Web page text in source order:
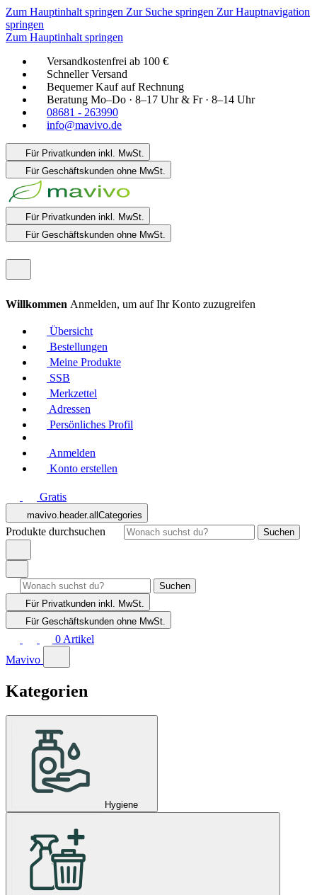
Zum Hauptinhalt springen Zur Suche springen Zur Hauptnavigation
springen
Zum Hauptinhalt springen
Versandkostenfrei ab 100 €
Schneller Versand
Bequemer Kauf auf Rechnung
Beratung Mo–Do · 8–17 Uhr & Fr · 8–14 Uhr
08681 - 263990
info@mavivo.de
Für Privatkunden inkl. MwSt.
Für Geschäftskunden ohne MwSt.
Für Privatkunden inkl. MwSt.
Für Geschäftskunden ohne MwSt.
Willkommen Anmelden, um auf Ihr Konto zuzugreifen
Übersicht
Bestellungen
Meine Produkte
SSB
Merkzettel
Adressen
Persönliches Profil
Anmelden
Konto erstellen
Gratis
mavivo.header.allCategories
Produkte durchsuchen Suchen
Suchen
Für Privatkunden inkl. MwSt.
Für Geschäftskunden ohne MwSt.
0 Artikel
Mavivo
Kategorien
Hygiene